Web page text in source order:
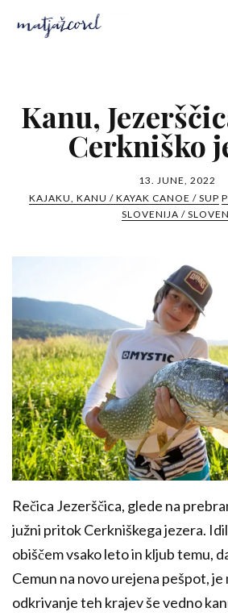
Kanu,
Cerkniško
13. JUNE, 2022
KAJAKU, KANU / KAYAK CANOE / SUP
SLOVENIJA /
Rečica Jezerščica, glede na
južni pritok Cerkniškega jezera.
obiščem vsako leto in kljub temu,
Cemun na novo urejena pešpot, je
odkrivanje teh krajev še vedno